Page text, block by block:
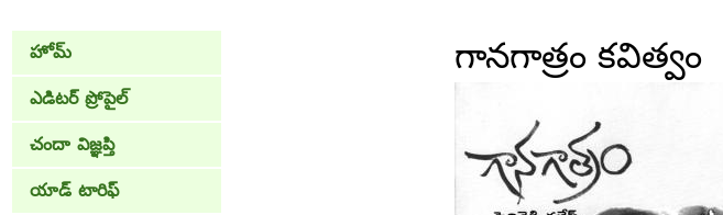
గానగాత్రం కవిత్వం
హోమ్
ఎడిటర్ ప్రోపైల్
చందా విజ్ఞప్తి
యాడ్ టారిఫ్